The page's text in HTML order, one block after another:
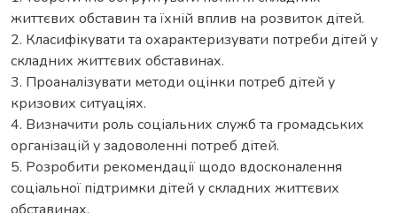
життєвих обставин та їхній вплив на розвиток дітей.
2. Класифікувати та охарактеризувати потреби дітей у
складних життєвих обставинах.
3. Проаналізувати методи оцінки потреб дітей у
кризових ситуаціях.
4. Визначити роль соціальних служб та громадських
організацій у задоволенні потреб дітей.
5. Розробити рекомендації щодо вдосконалення
соціальної підтримки дітей у складних життєвих